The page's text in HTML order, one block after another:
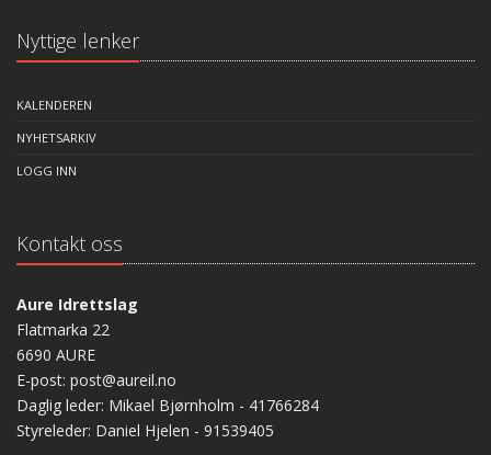
Nyttige lenker
KALENDEREN
NYHETSARKIV
LOGG INN
Kontakt oss
Aure Idrettslag
Flatmarka 22
6690 AURE
E-post: post@aureil.no
Daglig leder: Mikael Bjørnholm - 41766284
Styreleder: Daniel Hjelen - 91539405